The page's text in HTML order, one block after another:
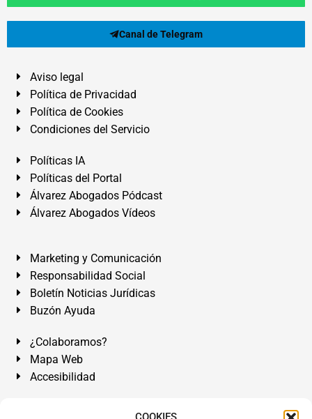
Canal de Telegram
Aviso legal
Política de Privacidad
Política de Cookies
Condiciones del Servicio
Políticas IA
Políticas del Portal
Álvarez Abogados Pódcast
Álvarez Abogados Vídeos
Marketing y Comunicación
Responsabilidad Social
Boletín Noticias Jurídicas
Buzón Ayuda
¿Colaboramos?
Mapa Web
Accesibilidad
Álvarez Abogados Tenerife:Calle Teobaldo Power Nº 7,